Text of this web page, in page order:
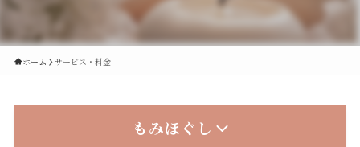
ホーム サービス・料金
もみほぐし